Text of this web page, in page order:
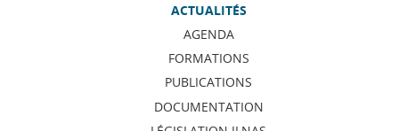
ACTUALITÉS
AGENDA
FORMATIONS
PUBLICATIONS
DOCUMENTATION